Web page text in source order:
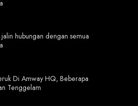
hubungan dengan semua
Di Amway HQ, Beberapa
Tenggelam